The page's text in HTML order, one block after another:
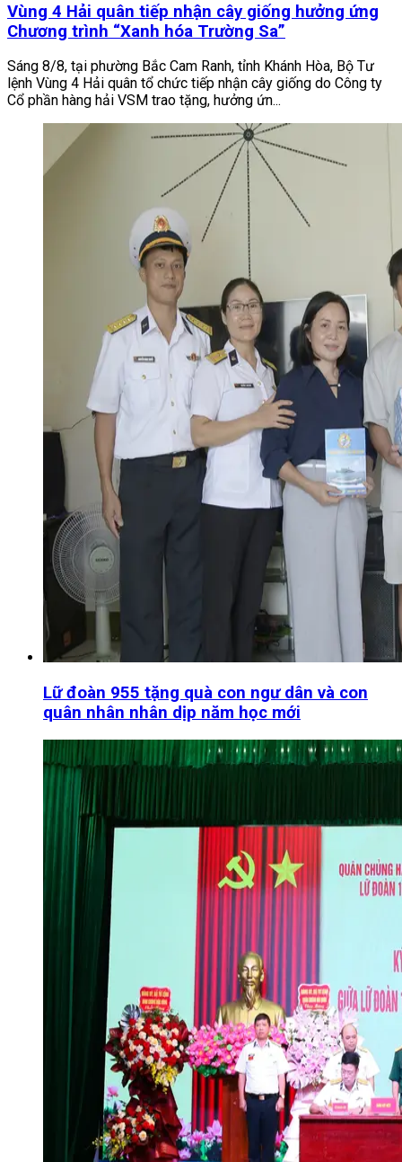
Vùng 4 Hải quân tiếp nhận cây giống hưởng ứng
Chương trình “Xanh hóa Trường Sa”
Sáng 8/8, tại phường Bắc Cam Ranh, tỉnh Khánh Hòa, Bộ Tư
lệnh Vùng 4 Hải quân tổ chức tiếp nhận cây giống do Công ty
Cổ phần hàng hải VSM trao tặng, hưởng ứn...
Lữ đoàn 955 tặng quà con ngư dân và con
quân nhân nhân dịp năm học mới